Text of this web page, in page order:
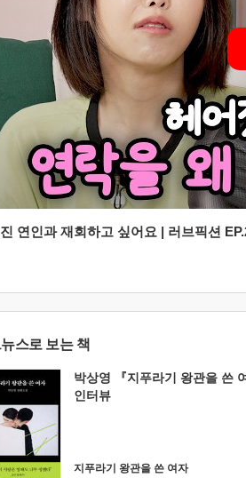
연인과 재회하고 싶어요 | 러브픽션
스로 보는 책
박상영 『지푸라기 왕관을 쓴
인터뷰
지푸라기 왕관을 쓴 여자